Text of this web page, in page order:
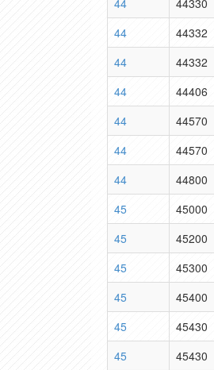
44
44332
44
44332
44
44406
44
44570
44
44570
44
44800
45
45000
45
45200
45
45300
45
45400
45
45430
45
45430